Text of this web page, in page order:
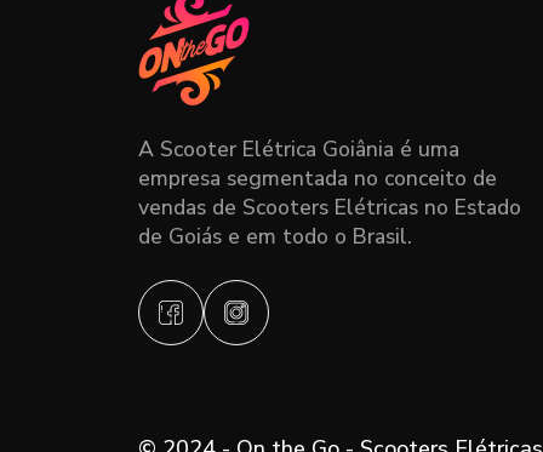
A Scooter Elétrica Goiânia é uma
empresa segmentada no conceito de
vendas de Scooters Elétricas no Estado
de Goiás e em todo o Brasil.